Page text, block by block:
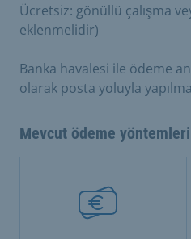
Ücretsiz: gönüllü çalışma
eklenmelidir)
Banka havalesi ile ödeme
olarak posta yoluyla
Mevcut ödeme yöntemleri